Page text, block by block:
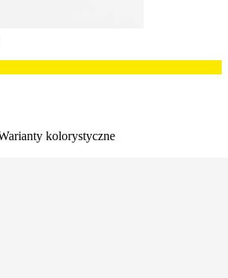
kolorystyczne